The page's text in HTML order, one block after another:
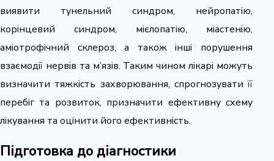
виявити тунельний синдром, нейропатію,
корінцевий синдром, мієлопатію, міастенію,
аміотрофічний склероз, а також інші порушення
взаємодії нервів та м’язів. Таким чином лікарі можуть
визначити тяжкість захворювання, спрогнозувати її
перебіг та розвиток, призначити ефективну схему
лікування та оцінити його ефективність.
Підготовка до діагностики